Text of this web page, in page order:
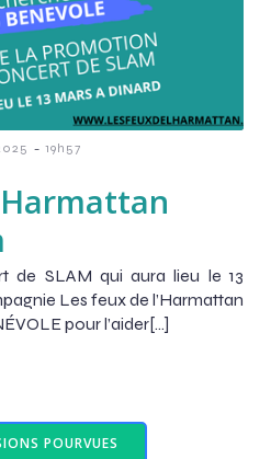
- 19h57
de SLAM qui aura lieu le 13
Les feux de l’Harmattan
pour l’aider[…]
POURVUES